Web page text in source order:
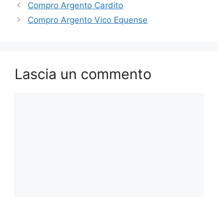
Compro Argento Cardito
Compro Argento Vico Equense
Lascia un commento